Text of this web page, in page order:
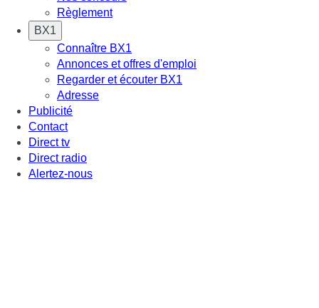
Règlement
BX1
Connaître BX1
Annonces et offres d'emploi
Regarder et écouter BX1
Adresse
Publicité
Contact
Direct tv
Direct radio
Alertez-nous